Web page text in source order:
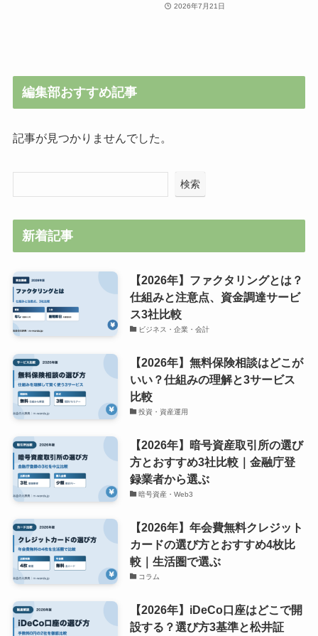
2026年7月21日
編集部おすすめ記事
記事が見つかりませんでした。
検索
新着記事
【2026年】ファクタリングとは？
仕組みと注意点、資金調達サービ
ス3社比較
ビジネス・企業・会計
【2026年】無料保険相談はどこが
いい？仕組みの理解と3サービス
比較
投資・資産運用
【2026年】暗号資産取引所の選び
方とおすすめ3社比較｜金融庁登
録業者から選ぶ
暗号資産・Web3
【2026年】年会費無料クレジット
カードの選び方とおすすめ4枚比
較｜生活圏で選ぶ
コラム
【2026年】iDeCo口座はどこで開
設する？選び方3基準と松井証